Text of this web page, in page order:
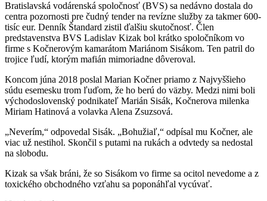
Bratislavská vodárenská spoločnosť (BVS) sa nedávno dostala do
centra pozornosti pre čudný tender na revízne služby za takmer 600-
tisíc eur. Denník Štandard zistil ďalšiu skutočnosť. Člen
predstavenstva BVS Ladislav Kizak bol krátko spoločníkom vo
firme s Kočnerovým kamarátom Mariánom Sisákom. Ten patril do
trojice ľudí, ktorým mafián mimoriadne dôveroval.
Koncom júna 2018 poslal Marian Kočner priamo z Najvyššieho
súdu esemesku trom ľuďom, že ho berú do väzby. Medzi nimi boli
východoslovenský podnikateľ Marián Sisák, Kočnerova milenka
Miriam Hatinová a volavka Alena Zsuzsová.
„Neverím,“ odpovedal Sisák. „Bohužiaľ,“ odpísal mu Kočner, ale
viac už nestihol. Skončil s putami na rukách a odvtedy sa nedostal
na slobodu.
Kizak sa však bráni, že so Sisákom vo firme sa ocitol nevedome a z
toxického obchodného vzťahu sa poponáhľal vycúvať.